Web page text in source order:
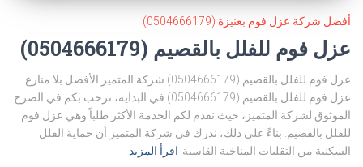
أفضل شركة عزل فوم بعنيزة (0504666179)
عزل فوم للفلل بالقصيم (0504666179)
عزل فوم للفلل بالقصيم (0504666179) شركة المتميز الأفضل بلا منازع
عزل فوم للفلل بالقصيم (0504666179) في البداية، نرحب بكم في الصرح
الموثوق لشركة المتميز، حيث نقدم لكم الخدمة الأكثر طلباً وهي عزل فوم
للفلل بالقصيم. بناءً على ذلك، ندرك في شركة المتميز أن حماية الفلل
السكنية من التقلبات المناخية القاسية اقرأ المزيد